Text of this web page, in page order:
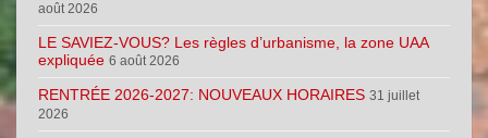
août 2026
LE SAVIEZ-VOUS? Les règles d’urbanisme, la zone UAA
expliquée 6 août 2026
RENTRÉE 2026-2027: NOUVEAUX HORAIRES 31 juillet
2026